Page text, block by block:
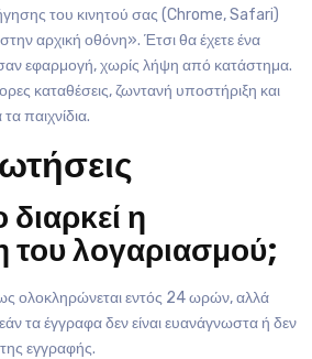
του κινητού σας (Chrome, Safari)
αρχική οθόνη». Έτσι θα έχετε ένα
σαν εφαρμογή, χωρίς λήψη από κατάστημα.
καταθέσεις, ζωντανή υποστήριξη και
παιχνίδια.
η
του λογαριασμού;
ολοκληρώνεται εντός 24 ωρών, αλλά
τα έγγραφα δεν είναι ευανάγνωστα ή δεν
της εγγραφής.